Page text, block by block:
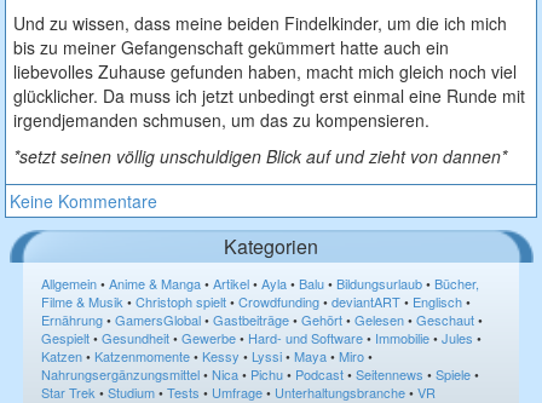
Und zu wissen, dass meine beiden Findelkinder, um die ich mich
bis zu meiner Gefangenschaft gekümmert hatte auch ein
liebevolles Zuhause gefunden haben, macht mich gleich noch viel
glücklicher. Da muss ich jetzt unbedingt erst einmal eine Runde mit
irgendjemanden schmusen, um das zu kompensieren.
*setzt seinen völlig unschuldigen Blick auf und zieht von dannen*
Keine Kommentare
Kategorien
Allgemein•Anime & Manga•Artikel•Ayla•Balu•Bildungsurlaub•Bücher,
Filme & Musik •Christoph spielt•Crowdfunding•deviantART• Englisch•
Ernährung•GamersGlobal•Gastbeiträge•Gehört•Gelesen•Geschaut•
Gespielt•Gesundheit•Gewerbe• Hard- und Software• Immobilie•Jules •
Katzen•Katzenmomente•Kessy • Lyssi•Maya•Miro•
Nahrungsergänzungsmittel•Nica• Pichu• Podcast•Seitennews •Spiele•
Star Trek •Studium•Tests • Umfrage• Unterhaltungsbranche•VR